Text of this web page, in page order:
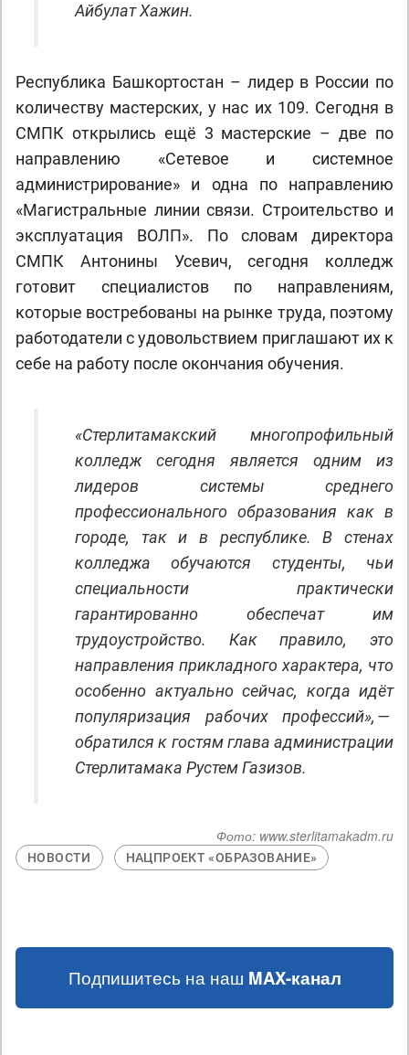
Айбулат Хажин.
Республика Башкортостан – лидер в России по
количеству мастерских, у нас их 109. Сегодня в
СМПК открылись ещё 3 мастерские – две по
направлению «Сетевое и системное
администрирование» и одна по направлению
«Магистральные линии связи. Строительство и
эксплуатация ВОЛП». По словам директора
СМПК Антонины Усевич, сегодня колледж
готовит специалистов по направлениям,
которые востребованы на рынке труда, поэтому
работодатели с удовольствием приглашают их к
себе на работу после окончания обучения.
«Стерлитамакский многопрофильный
колледж сегодня является одним из
лидеров системы среднего
профессионального образования как в
городе, так и в республике. В стенах
колледжа обучаются студенты, чьи
специальности практически
гарантированно обеспечат им
трудоустройство. Как правило, это
направления прикладного характера, что
особенно актуально сейчас, когда идёт
популяризация рабочих профессий», —
обратился к гостям глава администрации
Стерлитамака Рустем Газизов.
Фото: www.sterlitamakadm.ru
НОВОСТИ НАЦПРОЕКТ «ОБРАЗОВАНИЕ»
Подпишитесь на наш MAX-канал